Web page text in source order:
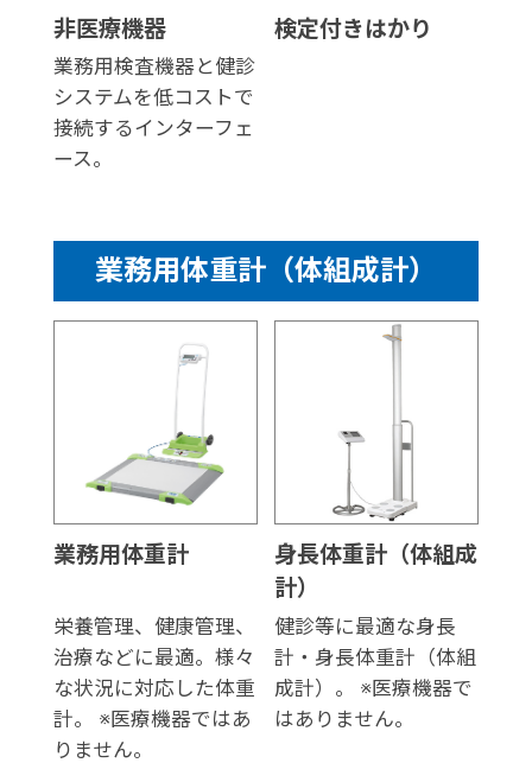
非医療機器
業務用検査機器と健診
システムを低コストで
接続するインターフェ
ース。
検定付きはかり
業務用体重計（体組成計）
業務用体重計
栄養管理、健康管理、
治療などに最適。様々
な状況に対応した体重
計。 ※医療機器ではあ
りません。
身長体重計（体組成
計）
健診等に最適な身長
計・身長体重計（体組
成計）。 ※医療機器で
はありません。